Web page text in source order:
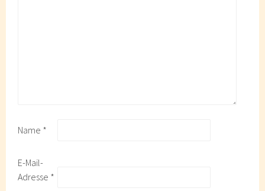
Name *
E-Mail-
Adresse *